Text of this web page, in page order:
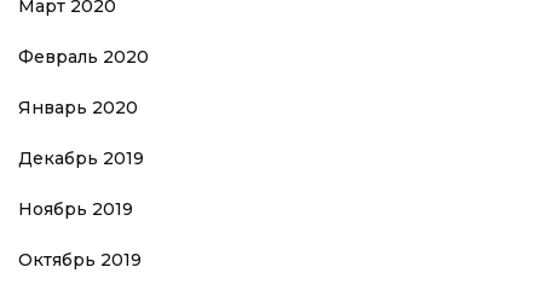
Март 2020
Февраль 2020
Январь 2020
Декабрь 2019
Ноябрь 2019
Октябрь 2019